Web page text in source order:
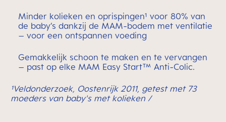
Minder kolieken en oprispingen¹ voor 80% van
de baby’s dankzij de MAM-bodem met ventilatie
– voor een ontspannen voeding
Gemakkelijk schoon te maken en te vervangen
– past op elke MAM Easy Start™ Anti-Colic.
¹Veldonderzoek, Oostenrijk 2011, getest met 73
moeders van baby's met kolieken /